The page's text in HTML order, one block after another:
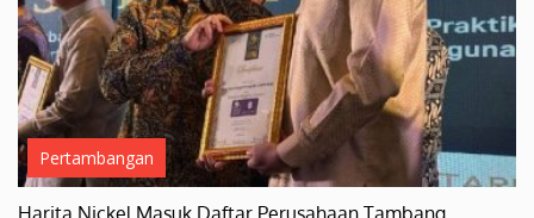
Pertambangan
Harita Nickel Masuk Daftar Perusahaan Tambang…